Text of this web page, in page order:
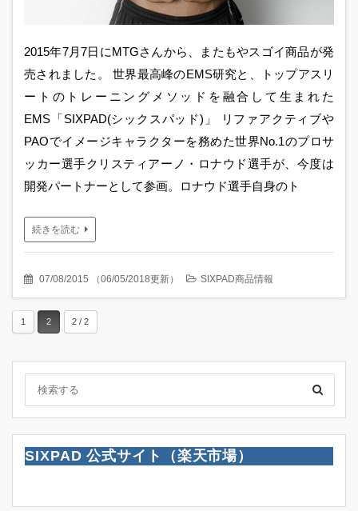
2015年7月7日にMTGさんから、またもやスゴイ商品が発
売されました。 世界最高峰のEMS研究と、トップアスリ
ートのトレーニングメソッドを融合して生まれた
EMS「SIXPAD(シックスパッド)」 リファアクティブや
PAOでイメージキャラクターを務めた世界No.1のプロサ
ッカー選手クリスティアーノ・ロナウド選手が、今度は
開発パートナーとして参画。ロナウド選手自身のト
続きを読む
07/08/2015 （06/05/2018更新） SIXPAD商品情報
1 2 2 / 2
SIXPAD 公式サイト（楽天市場）